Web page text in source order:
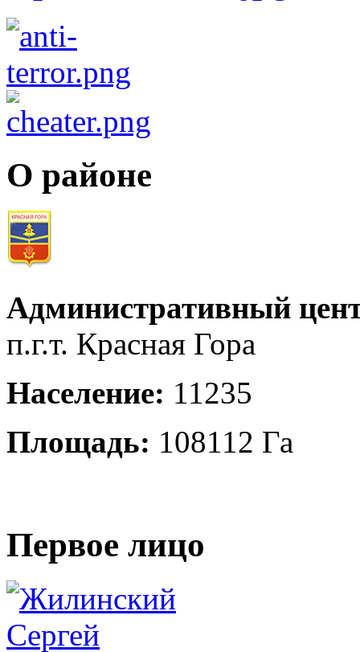
О районе
Административный
п.г.т. Красная Гора
Население: 11235
Площадь: 108112 Га
Первое лицо